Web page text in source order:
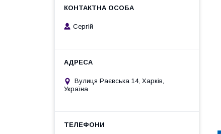
Сергій
Вулиця Раєвська 14, Харків,
Україна